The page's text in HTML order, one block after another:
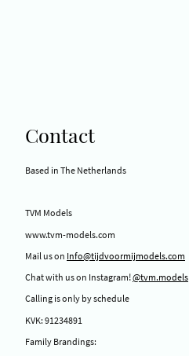
Contact
Based in The Netherlands
TVM Models
www.tvm-models.com
Mail us on Info@tijdvoormijmodels.com
Chat with us on Instagram!@tvm.models
Calling is only by schedule
KVK: 91234891
Family Brandings: